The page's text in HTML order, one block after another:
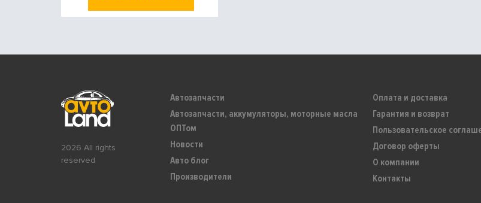
2026 All rights
reserved
Автозапчасти
Автозапчасти, аккумуляторы, моторные масла
ОПТом
Новости
Авто блог
Производители
Оплата и доставка
Гарантия и возврат
Пользовательское
Договор оферты
О компании
Контакты